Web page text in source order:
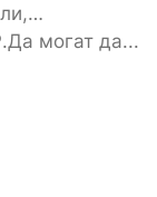
могат да...